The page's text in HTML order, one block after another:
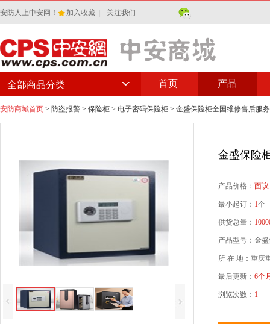
安防人上中安网！ 加入收藏 关注我们
首页 产品
全部商品分类
安防商城首页 > 防盗报警 > 保险柜 > 电子密码保险柜 > 金盛保险柜全国维修售后服
金盛保险
产品价格： 面议
最小起订： 1个
供货总量：
产品型号：金
所 在 地：重庆
最后更新： 6个
浏览次数： 1